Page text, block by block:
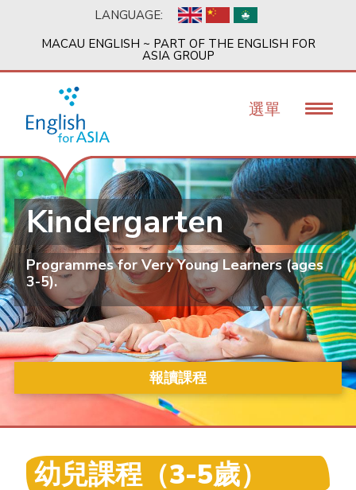
容
LANGUAGE:
MACAU ENGLISH ~ PART OF THE ENGLISH FOR
ASIA GROUP
選單
Kindergarten
Programmes for Very Young Learners (ages
3-5).
報讀課程
幼兒課程（3-5歲）